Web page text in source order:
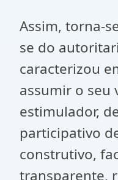
Assim, torna-
se do
caracterizou
assumir o seu
estimulador,
participativo
construtivo,
transparente,